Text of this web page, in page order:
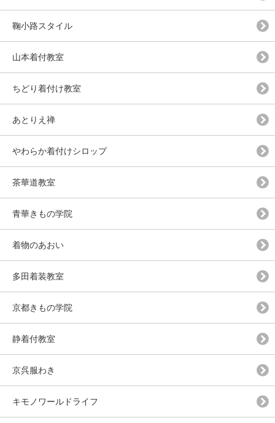
鞠小路スタイル
山本着付教室
ちどり着付け教室
あとりえ禅
やわらか着付けシロップ
茶華道教室
青華きもの学院
着物のあおい
多田着装教室
京都きもの学院
静着付教室
京呉服わき
キモノワールドライフ